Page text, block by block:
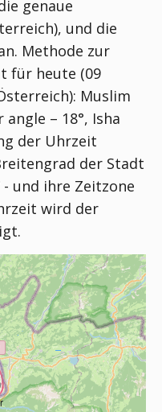
genaue
und die
Methode zur
für heute (09
Muslim
– 18°, Isha
der Uhrzeit
der Stadt
- und ihre Zeitzone
wird der